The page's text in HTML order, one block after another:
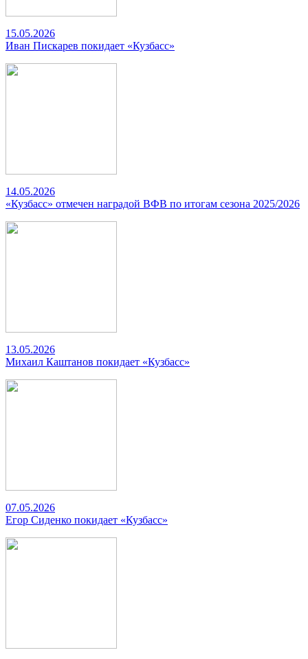
15.05.2026
Иван Пискарев покидает «Кузбасс»
14.05.2026
«Кузбасс» отмечен наградой ВФВ по итогам сезона 2025/2026
13.05.2026
Михаил Каштанов покидает «Кузбасс»
07.05.2026
Егор Сиденко покидает «Кузбасс»